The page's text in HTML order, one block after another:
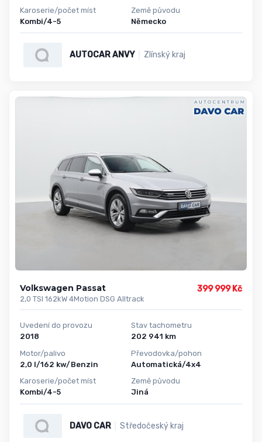
Karoserie/počet míst
Kombi/4-5
Země původu
Německo
AUTOCAR ANVY Zlínský kraj
Volkswagen Passat
2,0 TSI 162kW 4Motion DSG Alltrack
399 999 Kč
Uvedení do provozu
2018
Motor/palivo
2,0 l/162 kw/Benzin
Karoserie/počet míst
Kombi/4-5
Stav tachometru
202 941 km
Převodovka/pohon
Automatická/4x4
Země původu
Jiná
DAVO CAR Středočeský kraj